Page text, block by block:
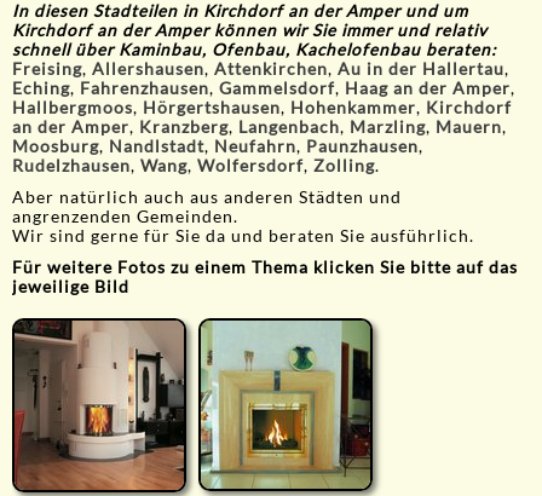
In diesen Stadteilen in Kirchdorf an der Amper und um
Kirchdorf an der Amper können wir Sie immer und relativ
schnell über Kaminbau, Ofenbau, Kachelofenbau beraten:
Freising, Allershausen, Attenkirchen, Au in der Hallertau,
Eching, Fahrenzhausen, Gammelsdorf, Haag an der Amper,
Hallbergmoos, Hörgertshausen, Hohenkammer, Kirchdorf
an der Amper, Kranzberg, Langenbach, Marzling, Mauern,
Moosburg, Nandlstadt, Neufahrn, Paunzhausen,
Rudelzhausen, Wang, Wolfersdorf, Zolling.
Aber natürlich auch aus anderen Städten und
angrenzenden Gemeinden.
Wir sind gerne für Sie da und beraten Sie ausführlich.
Für weitere Fotos zu einem Thema klicken Sie bitte auf das
jeweilige Bild